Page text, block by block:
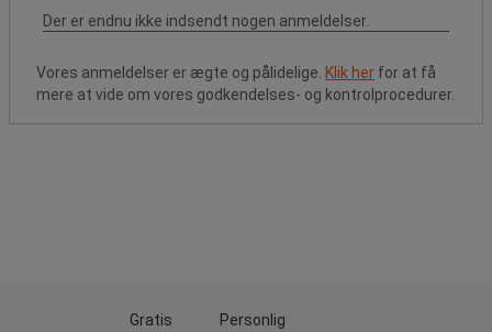
Vores anmeldelser er ægte og pålidelige. Klik her for at få
mere at vide om vores godkendelses- og kontrolprocedurer.
Gratis
Personlig